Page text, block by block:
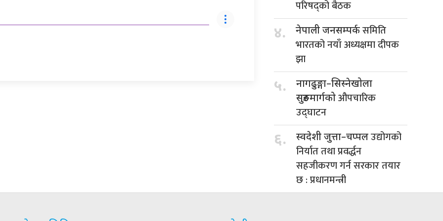
परिषद्को बैठक
४. नेपाली जनसम्पर्कसमिति
भारतको नयाँ अध्यक्षमा दीपक
झा
५.
नागढुङ्गा–सिस्नेखोला
सुरुङमार्गकोऔपचारिक
उद्घाटन
६. स्वदेशी जुत्ता–चप्पलउद्योगको
निर्यात तथा प्रवर्द्धन
सहजीकरण गर्न सरकार तयार
छ : प्रधानमन्त्री